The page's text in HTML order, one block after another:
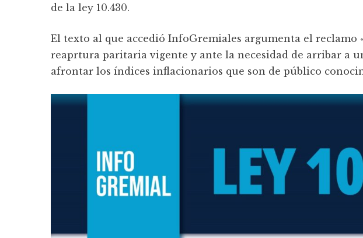
de la ley 10.430.
El texto al que accedió InfoGremiales argumenta el reclamo
reaprtura paritaria vigente y ante la necesidad de arribar a
afrontar los índices inflacionarios que son de público